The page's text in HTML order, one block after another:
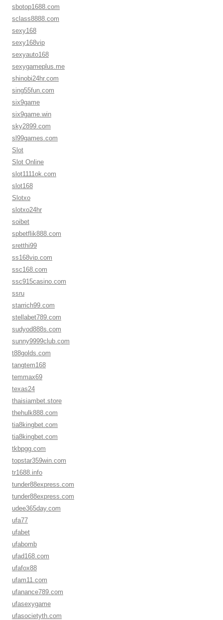
sbotop1688.com
sclass8888.com
sexy168
sexy168vip
sexyauto168
sexygameplus.me
shinobi24hr.com
sing55fun.com
six9game
six9game.win
sky2899.com
sl99games.com
Slot
Slot Online
slot1111ok.com
slot168
Slotxo
slotxo24hr
soibet
spbetflik888.com
sretthi99
ss168vip.com
ssc168.com
ssc915casino.com
ssru
starrich99.com
stellabet789.com
sudyod888s.com
sunny9999club.com
t88golds.com
tangtem168
temmax69
texas24
thaisiambet.store
thehulk888.com
tia8kingbet.com
tia8kingbet.com
tkbpgg.com
topstar359win.com
tr1688.info
tunder88express.com
tunder88express.com
udee365day.com
ufa77
ufabet
ufabomb
ufad168.com
ufafox88
ufam11.com
ufanance789.com
ufasexygame
ufasocietyth.com